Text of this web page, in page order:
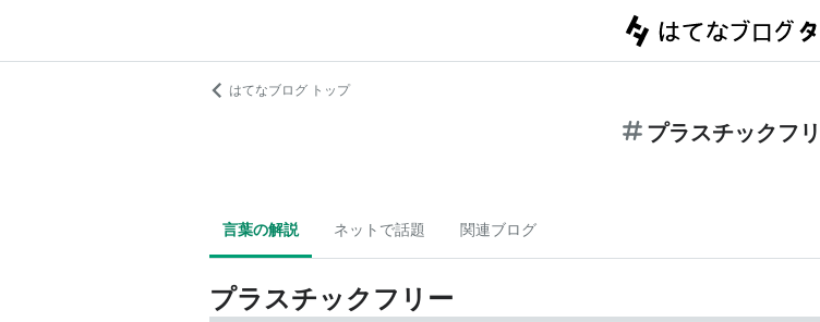
はてなブログ トップ
プラスチックフ
言葉の解説 ネットで話題 関連ブログ
プラスチックフリー